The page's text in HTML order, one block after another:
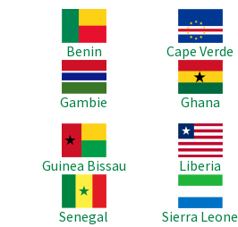
Benin
Image
Cape Verde
Image
Gambie
Image
Ghana
Image
Guinea Bissau
Image
Liberia
Senegal
Image
Sierra Leone